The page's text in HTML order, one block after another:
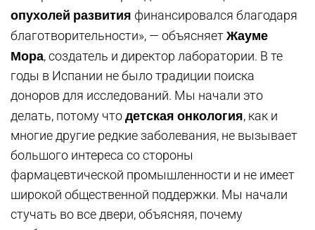
опухолей развития финансировался благодаря
благотворительности», — объясняетЖауме
Мора, создатель и директор лаборатории. В те
годы в Испании не было традиции поиска
доноров для исследований. Мы начали это
делать, потому чтодетская онкология, как и
многие другие редкие заболевания, не вызывает
большого интереса со стороны
фармацевтической промышленности и не имеет
широкой общественной поддержки. Мы начали
стучать во все двери, объясняя, почему